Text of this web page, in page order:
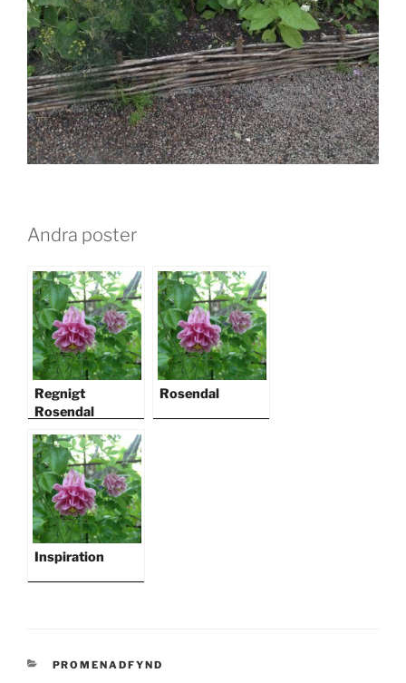
Andra poster
Regnigt
Rosendal
Rosendal
Inspiration
KATEGORIER
PROMENADFYND